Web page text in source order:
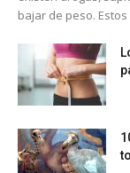
bajar de peso. Estos